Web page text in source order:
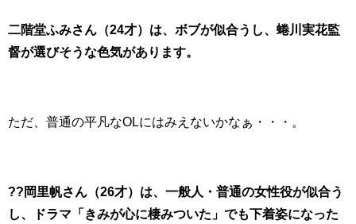
二階堂ふみさん（24才）は、ボブが似合うし、蜷川実花監
督が選びそうな色気があります。
ただ、普通の平凡なOLにはみえないかなぁ・・・。
??岡里帆さん（26才）は、一般人・普通の女性役が似合う
し、ドラマ「きみが心に棲みついた」でも下着姿になった